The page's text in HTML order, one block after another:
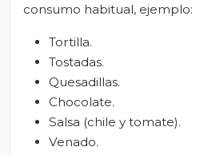
consumo habitual, ejemplo:
Tortilla.
Tostadas.
Quesadillas.
Chocolate.
Salsa (chile y tomate).
Venado.